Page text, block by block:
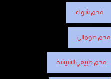
فحم شواء
فحم صومالى
فحم طبيعي للشيشة